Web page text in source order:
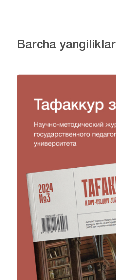
Barcha yangiliklar